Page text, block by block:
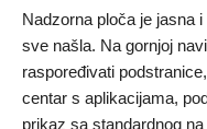
Nadzorna ploča je jasna
sve našla. Na gornjoj
raspoređivati
centar s aplikacijama,
prikaz sa standardnog